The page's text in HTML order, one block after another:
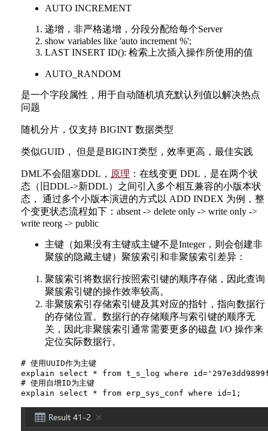
AUTO INCREMENT
递增，非严格递增，分段分配给每个Server
show variables like 'auto increment %';
LAST INSERT ID(): 检索上次插入操作所使用的值
AUTO_RANDOM
是一个字段属性，用于自动随机填充默认列值以解决热点
问题
随机分片，仅支持 BIGINT 数据类型
类似GUID， 但是是BIGINT类型，效率更高，最佳实践
DML不会阻塞DDL， 原理 ：在线变更 DDL，是在两个状
态（旧DDL->新DDL）之间引入多个相互兼容的小版本状
态， 通过多个小版本演进的方式以 ADD INDEX 为例，整
个变更状态流程如下：absent -> delete only -> write only ->
write reorg -> public
主键（如果没有主键或主键不是Integer，则会创建非
聚簇的隐藏主键）聚簇索引和非聚簇索引差异：
聚簇索引将数据行按照索引键的顺序存储，因此查询
聚簇索引键的操作效率较高。
非聚簇索引存储索引键及其对应的指针，指向数据行
的存储位置。数据行的存储顺序与索引键的顺序无
关，因此非聚簇索引通常需要更多的磁盘 I/O 操作来
定位实际数据行。
# 使用UUID作为主键
explain select * from t_s_log where
# 使用自增ID为主键